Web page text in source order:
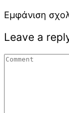
Εμφάνιση
Leave a